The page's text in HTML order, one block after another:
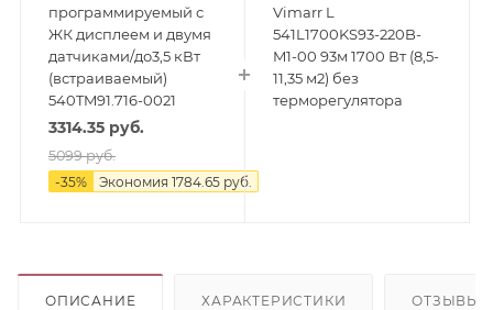
программируемый с
ЖК дисплеем и двумя
датчиками/до3,5 кВт
(встраиваемый)
540TM91.716-0021
3314.35руб.
5099руб.
-35% Экономия 1784.65руб.
Vimarr L
541L1700KS93-220B-
M1-00 93м 1700 Вт (8,5-
11,35 м2) без
терморегулятора
ОПИСАНИЕ ХАРАКТЕРИСТИКИ ОТЗЫВЫ